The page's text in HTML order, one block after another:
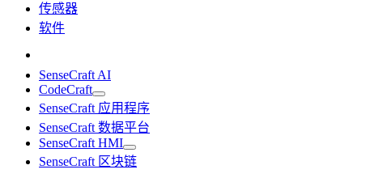
传感器
软件
SenseCraft AI
CodeCraft
SenseCraft 应用程序
SenseCraft 数据平台
SenseCraft HMI
SenseCraft 区块链